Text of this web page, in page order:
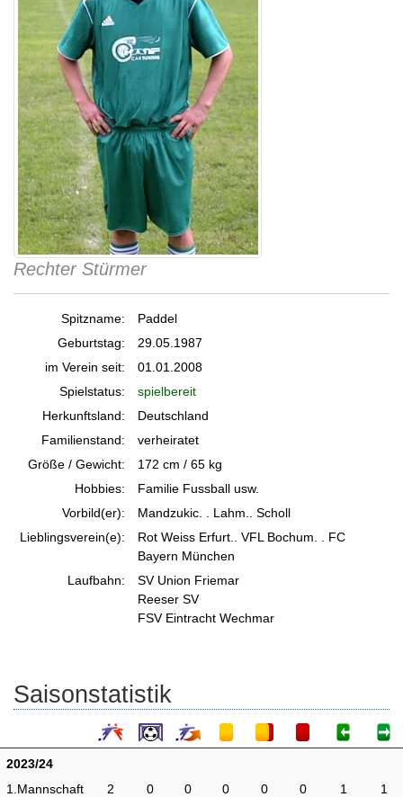
Rechter Stürmer
Spitzname:
Paddel
Geburtstag:
29.05.1987
im Verein seit:
01.01.2008
Spielstatus:
spielbereit
Herkunftsland:
Deutschland
Familienstand:
verheiratet
Größe / Gewicht:
172 cm / 65 kg
Hobbies:
Familie Fussball usw.
Vorbild(er):
Mandzukic. . Lahm.. Scholl
Lieblingsverein(e):
Rot Weiss Erfurt.. VFL Bochum. . FC
Bayern München
Laufbahn:
SV Union Friemar
Reeser SV
FSV Eintracht Wechmar
Saisonstatistik
2023/24
1.Mannschaft
2 0 0 0 0 0 1 1